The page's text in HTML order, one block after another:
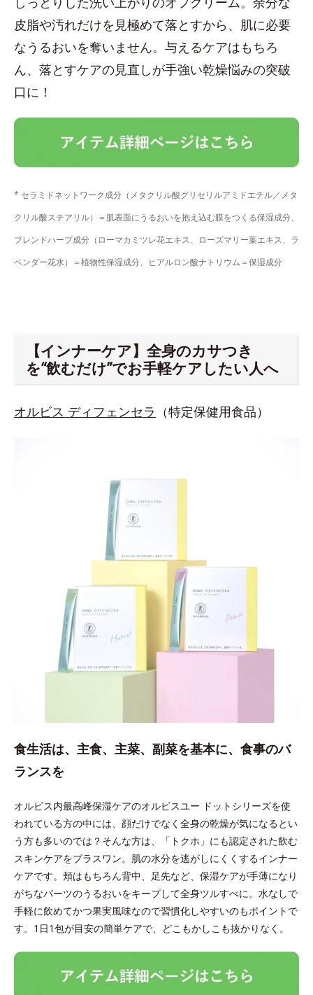
皮脂や汚れだけを見極めて落とすから、肌に必要
なうるおいを奪いません。与えるケアはもちろ
ん、落とすケアの見直しが手強い乾燥悩みの突破
口に！
* セラミドネットワーク成分（メタクリル酸グリセリルアミドエチル／メタ
クリル酸ステアリル）＝肌表面にうるおいを抱え込む膜をつくる保湿成分、
ブレンドハーブ成分（ローマカミツレ花エキス、ローズマリー葉エキス、ラ
ベンダー花水）＝植物性保湿成分、ヒアルロン酸ナトリウム＝保湿成分
【インナーケア】全身のカサつき
を“飲むだけ”でお手軽ケアしたい人へ
オルビス ディフェンセラ （特定保健用食品）
食生活は、主食、主菜、副菜を基本に、食事のバ
ランスを
オルビス内最高峰保湿ケアのオルビスユー ドットシリーズを使
われている方の中には、顔だけでなく全身の乾燥が気になるとい
う方も多いのでは？そんな方は、「トクホ」にも認定された飲む
スキンケアをプラスワン。肌の水分を逃がしにくくするインナー
ケアです。頬はもちろん背中、足先など、保湿ケアが手薄になり
がちなパーツのうるおいをキープして全身ツルすべに。水なしで
手軽に飲めてかつ果実風味なので習慣化しやすいのもポイントで
す。1日1包が目安の簡単ケアで、どこもかしこも抜かりなく。